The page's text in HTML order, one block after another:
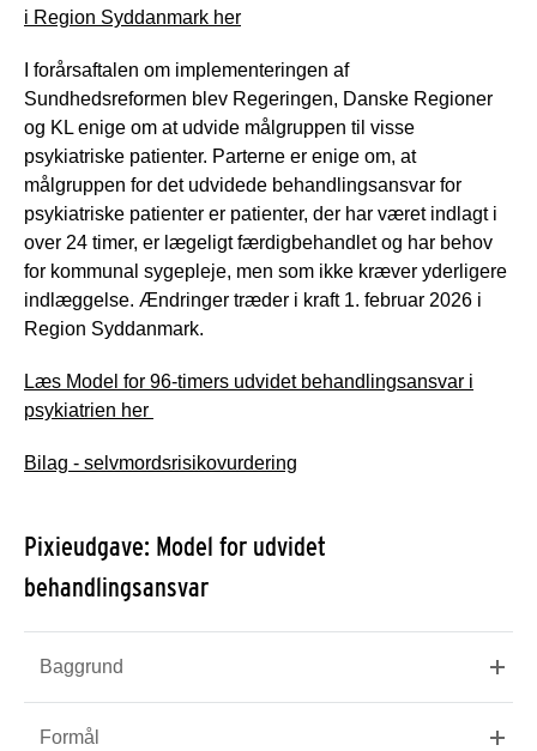
i Region Syddanmark her
I forårsaftalen om implementeringen af
Sundhedsreformen blev Regeringen, Danske Regioner
og KL enige om at udvide målgruppen til visse
psykiatriske patienter. Parterne er enige om, at
målgruppen for det udvidede behandlingsansvar for
psykiatriske patienter er patienter, der har været indlagt i
over 24 timer, er lægeligt færdigbehandlet og har behov
for kommunal sygepleje, men som ikke kræver yderligere
indlæggelse. Ændringer træder i kraft 1. februar 2026 i
Region Syddanmark.
Læs Model for 96-timers udvidet behandlingsansvar i
psykiatrien her
Bilag - selvmordsrisikovurdering
Pixieudgave: Model for udvidet
behandlingsansvar
Baggrund
Formål